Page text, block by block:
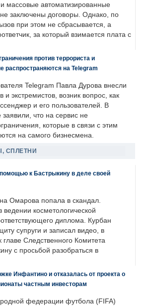
массовые автоматизированные
заключены договоры. Однако, по
при этом не сбрасывается, а
за который взимается плата с
против террориста и
распространяются на Telegram
Telegram Павла Дурова внесли
и экстремистов, возник вопрос, как
и его пользователей. В
что на сервис не
которые в связи с этим
на самого бизнесмена.
СПЛЕТНИ
к Бастрыкину в деле своей
Омарова попала в скандал.
косметологической
диплома. Курбан
супруги и записал видео, в
главе Следственного Комитета
с просьбой разобраться в
Инфантино и отказалась от проекта о
частным инвесторам
федерации футбола (FIFA)